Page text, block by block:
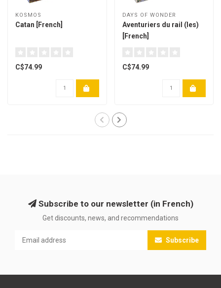
KOSMOS
Catan [French]
C$74.99
DAYS OF WONDER
Aventuriers du rail (les)
[French]
C$74.99
Subscribe to our newsletter (in French)
Get discounts, news, and recommendations
Subscribe